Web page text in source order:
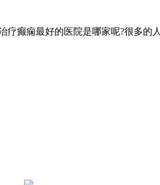
疗癫痫最好的医院是哪家呢?很多的